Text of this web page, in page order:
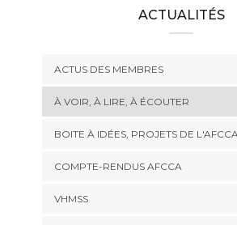
ACTUALITÉS
ACTUS DES MEMBRES
À VOIR, À LIRE, À ÉCOUTER
BOITE À IDÉES, PROJETS DE
COMPTE-RENDUS AFCCA
VHMSS